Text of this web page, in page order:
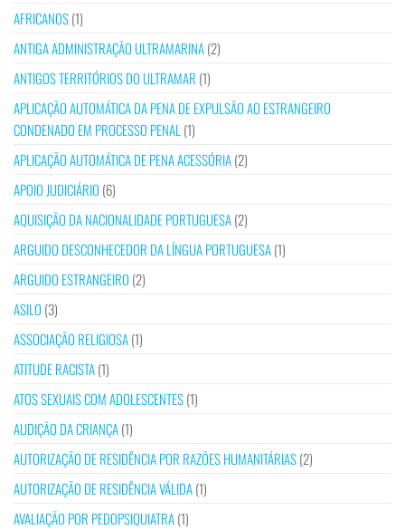
AFRICANOS(1)
ANTIGA ADMINISTRAÇÃO ULTRAMARINA(2)
ANTIGOS TERRITÓRIOS DO ULTRAMAR (1)
APLICAÇÃO AUTOMÁTICA DA PENA DE EXPULSÃO AO ESTRANGEIRO
CONDENADO EM PROCESSO PENAL (1)
APLICAÇÃO AUTOMÁTICA DE PENA ACESSÓRIA(2)
APOIO JUDICIÁRIO (6)
AQUISIÇÃO DA NACIONALIDADE PORTUGUESA(2)
ARGUIDO DESCONHECEDOR DA LÍNGUA PORTUGUESA(1)
ARGUIDO ESTRANGEIRO (2)
ASILO (3)
ASSOCIAÇÃO RELIGIOSA(1)
ATITUDE RACISTA(1)
ATOS SEXUAIS COM ADOLESCENTES(1)
AUDIÇÃO DA CRIANÇA(1)
AUTORIZAÇÃO DE RESIDÊNCIA POR RAZÕES HUMANITÁRIAS(2)
AUTORIZAÇÃO DE RESIDÊNCIA VÁLIDA(1)
AVALIAÇÃO POR PEDOPSIQUIATRA(1)